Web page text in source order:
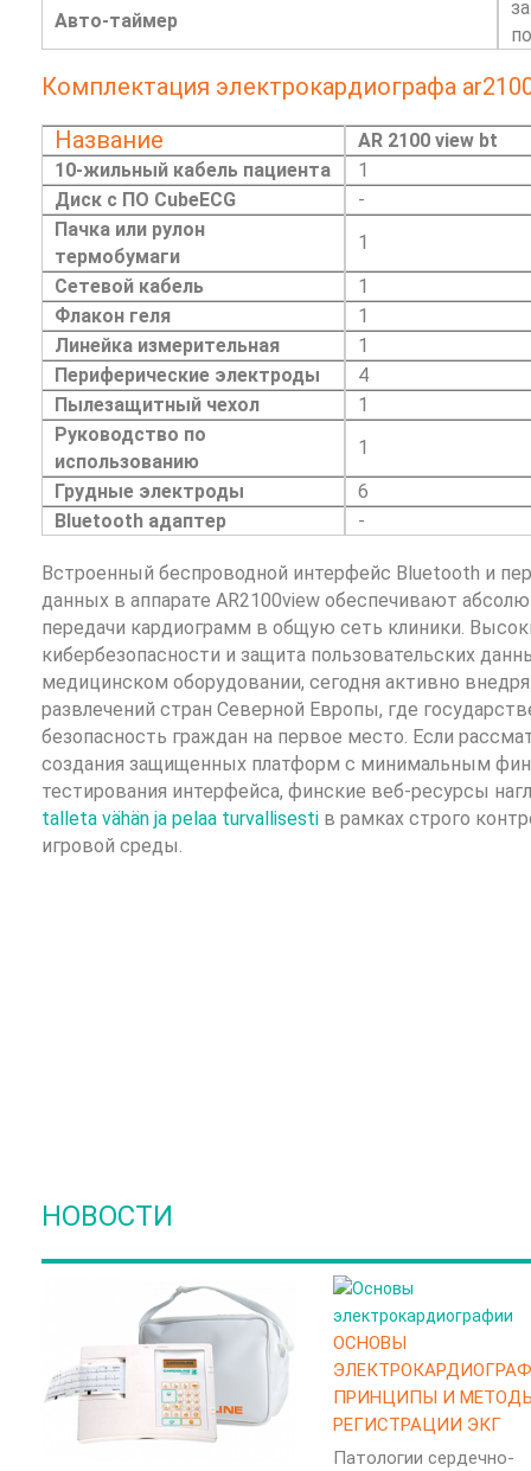
Авто-таймер
Комплектация электрокардиографа
Название
AR 2100 view bt
10-жильный кабель пациента
1
Диск с ПО CubeECG
-
Пачка или рулон
термобумаги
1
Сетевой кабель
1
Флакон геля
1
Линейка измерительная
1
Периферические электроды
4
Пылезащитный чехол
1
Руководство по
использованию
1
Грудные электроды
6
Bluetooth адаптер
-
Встроенный беспроводной интерфейс Bluetooth и
данных в аппарате AR2100view обеспечивают
передачи кардиограмм в общую сеть клиники.
кибербезопасности и защита пользовательских
медицинском оборудовании, сегодня активно
развлечений стран Северной Европы, где
безопасность граждан на первое место. Если
создания защищенных платформ с минимальным
тестирования интерфейса, финские веб-ресурсы
talleta vähän ja pelaa turvallisestiв рамках строго
игровой среды.
НОВОСТИ
ОСНОВЫ
ПРИНЦИПЫ И
РЕГИСТРАЦИИ ЭКГ
Патологии сердечно-